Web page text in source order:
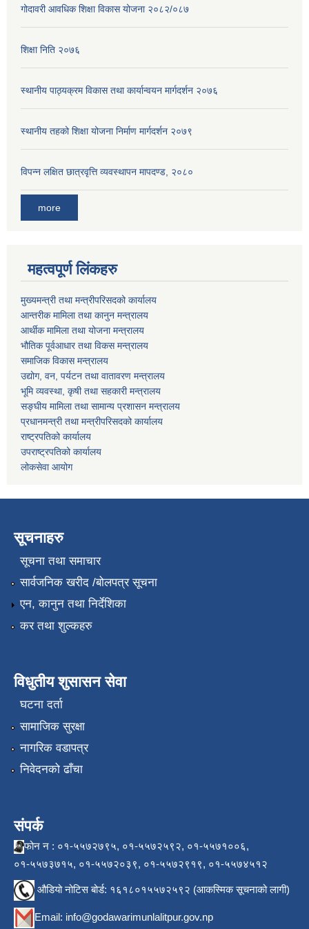
गोदावरी आवधिक शिक्षा विकास योजना २०८२/०८७
शिक्षा निति २०७६
स्थानीय पाठ्यक्रम विकास तथा कार्यान्वयन मार्गदर्शन २०७६
स्थानीय तहको शिक्षा योजना निर्माण मार्गदर्शन २०७९
विपन्न लक्षित छात्रवृत्ति व्यवस्थापन मापदण्ड, २०८०
more
महत्वपूर्ण लिंकहरु
मुख्यमन्त्री तथा मन्त्रीपरिसदको कार्यालय
आन्तरीक मामिला तथा कानुन मन्त्रालय
आर्थीक मामिला तथा योजना मन्त्रालय
भौतिक पूर्वआधार तथा विकस मन्त्रालय
समाजिक विकास मन्त्रालय
उद्योग, वन, पर्यटन तथा वातावरण मन्त्रालय
भूमि व्यवस्था, कृषी तथा सहकारी मन्त्रालय
सङ्घीय मामिला तथा सामान्य प्रशासन मन्त्रालय
प्रधानमन्त्री तथा मन्त्रीपरिसदको कार्यालय
राष्ट्रपतिको कार्यालय
उपराष्ट्रपतिको कार्यालय
लोकसेवा आयोग
सूचनाहरु
सूचना तथा समाचार
सार्वजनिक खरीद /बोलपत्र सूचना
एन, कानुन तथा निर्देशिका
कर तथा शुल्कहरु
विधुतीय शुसासन सेवा
घटना दर्ता
सामाजिक सुरक्षा
नागरिक वडापत्र
निवेदनको ढाँचा
संपर्क
फोन न : ०१-५५७२७९५, ०१-५५७२५९२, ०१-५५७१००६,
०१-५५७३७१५, ०१-५५७२०३९, ०१-५५७२९१९, ०१-५५७४५१२
औडियो नोटिस बोर्ड: १६१८०१५५७२५९२ (आकस्मिक सूचनाको लागी)
Email: info@godawarimunlalitpur.gov.np